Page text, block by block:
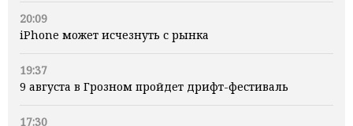
20:09
iPhone может исчезнуть с рынка
19:37
9 августа в Грозном пройдет дрифт-фестиваль
17:30